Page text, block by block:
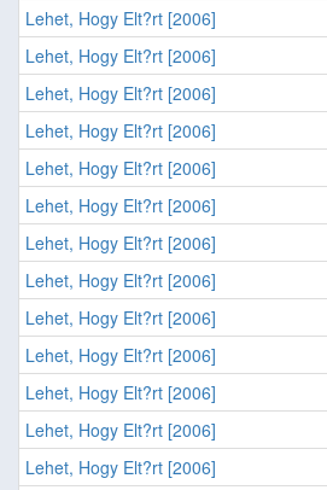
Lehet, Hogy Elt?rt [2006]
Lehet, Hogy Elt?rt [2006]
Lehet, Hogy Elt?rt [2006]
Lehet, Hogy Elt?rt [2006]
Lehet, Hogy Elt?rt [2006]
Lehet, Hogy Elt?rt [2006]
Lehet, Hogy Elt?rt [2006]
Lehet, Hogy Elt?rt [2006]
Lehet, Hogy Elt?rt [2006]
Lehet, Hogy Elt?rt [2006]
Lehet, Hogy Elt?rt [2006]
Lehet, Hogy Elt?rt [2006]
Lehet, Hogy Elt?rt [2006]